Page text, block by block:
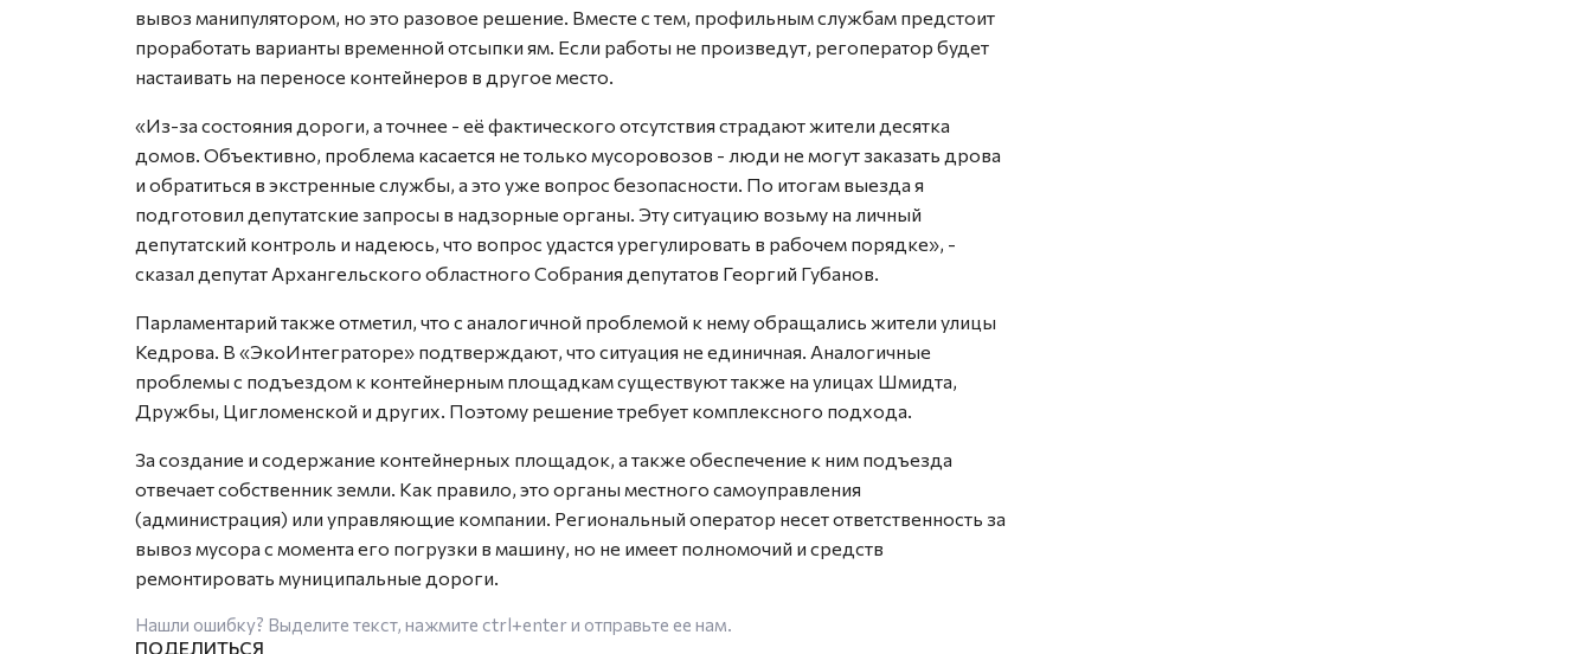
вывоз манипулятором, но это разовое решение. Вместе с тем, профильным службам предстоит
проработать варианты временной отсыпки ям. Если работы не произведут, регоператор будет
настаивать на переносе контейнеров в другое место.
«Из-за состояния дороги, а точнее - её фактического отсутствия страдают жители десятка
домов. Объективно, проблема касается не только мусоровозов - люди не могут заказать дрова
и обратиться в экстренные службы, а это уже вопрос безопасности. По итогам выезда я
подготовил депутатские запросы в надзорные органы. Эту ситуацию возьму на личный
депутатский контроль и надеюсь, что вопрос удастся урегулировать в рабочем порядке», -
сказал депутат Архангельского областного Собрания депутатов Георгий Губанов.
Парламентарий также отметил, что с аналогичной проблемой к нему обращались жители улицы
Кедрова. В «ЭкоИнтеграторе» подтверждают, что ситуация не единичная. Аналогичные
проблемы с подъездом к контейнерным площадкам существуют также на улицах Шмидта,
Дружбы, Цигломенской и других. Поэтому решение требует комплексного подхода.
За создание и содержание контейнерных площадок, а также обеспечение к ним подъезда
отвечает собственник земли. Как правило, это органы местного самоуправления
(администрация) или управляющие компании. Региональный оператор несет ответственность за
вывоз мусора с момента его погрузки в машину, но не имеет полномочий и средств
ремонтировать муниципальные дороги.
Нашли ошибку? Выделите текст, нажмите ctrl+enterи отправьте ее нам.